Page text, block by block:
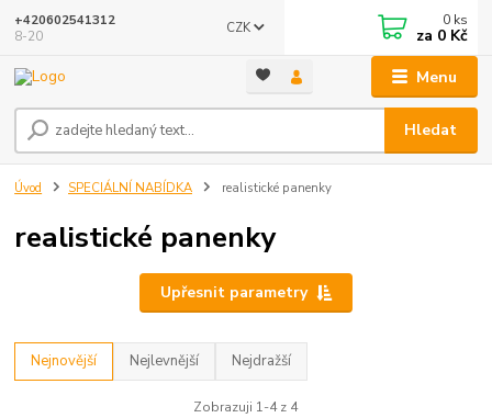
Menu
CZK
Hledat
+420602541312
8-20
0 ks
za 0 Kč
Úvod SPECIÁLNÍ NABÍDKA realistické panenky
realistické panenky
Upřesnit parametry
Nejnovější Nejlevnější Nejdražší
Zobrazuji 1-4 z 4